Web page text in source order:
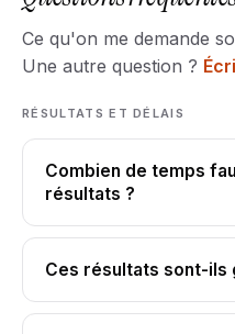
Ce qu'on me demande
Une autre question ?
RÉSULTATS ET DÉLAIS
Combien de temps
résultats ?
Ces résultats sont-ils